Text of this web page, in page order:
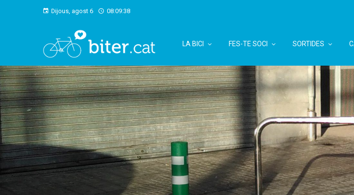
Dijous, agost 6 08:09:39
LA BICI FES-TE SOCI SORTIDES